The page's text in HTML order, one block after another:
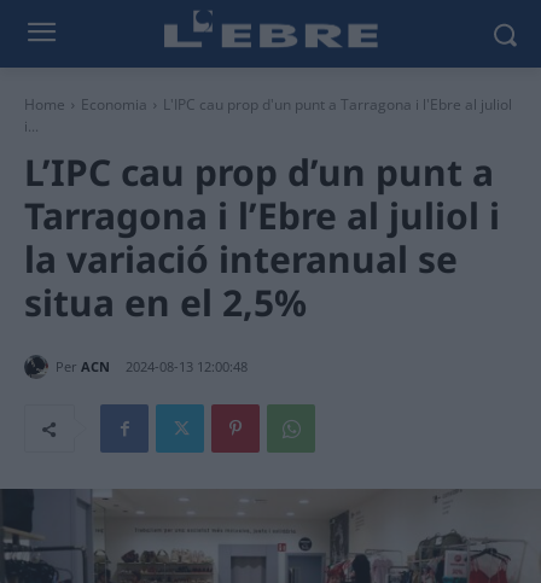
Home Economia
L'IPC cau prop d'un punt a Tarragona i l'Ebre al juliol
i...
L’IPC cau prop d’un punt a
Tarragona i l’Ebre al juliol i
la variació interanual se
situa en el 2,5%
Per ACN 2024-08-13 12:00:48